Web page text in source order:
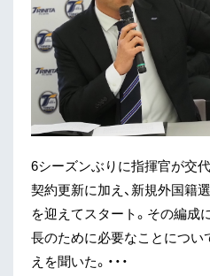
6シーズンぶりに指揮官が交
契約更新に加え、新規外国籍
を迎えてスタート。その編成
長のために必要なことについ
えを聞いた。・・・